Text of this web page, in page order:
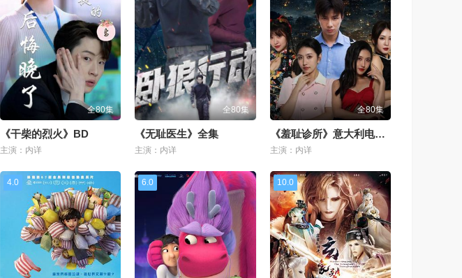
全80集
《干柴的烈火》BD
主演：内详
全80集
《无耻医生》全集
主演：内详
全80集
《羞耻诊所》意大利电影演员阵容
主演：内详
4.0 6.0 10.0